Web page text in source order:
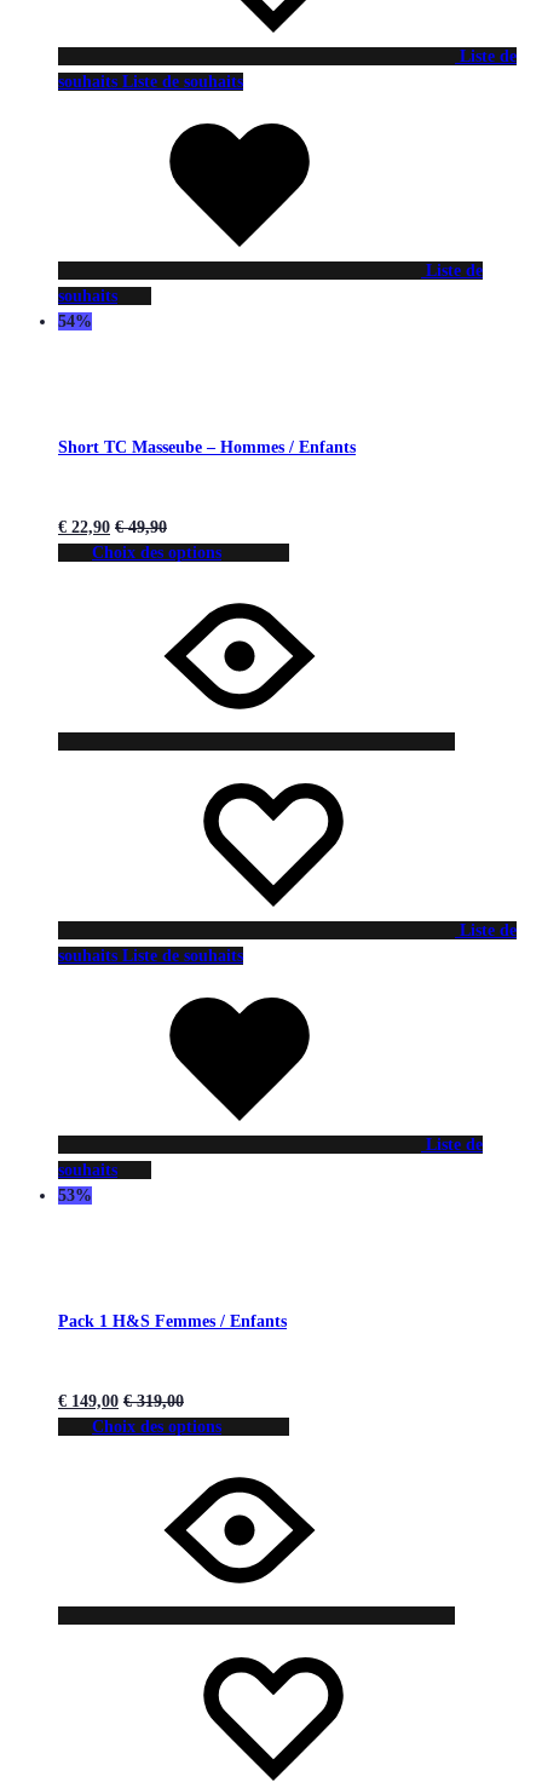
Liste de
souhaits Liste de souhaits
Liste de
souhaits
54%
Short TC Masseube – Hommes / Enfants
€ 22,90 €49,90
Choix des options
Liste de
souhaits Liste de souhaits
Liste de
souhaits
53%
Pack 1 H&S Femmes / Enfants
€ 149,00 €319,00
Choix des options